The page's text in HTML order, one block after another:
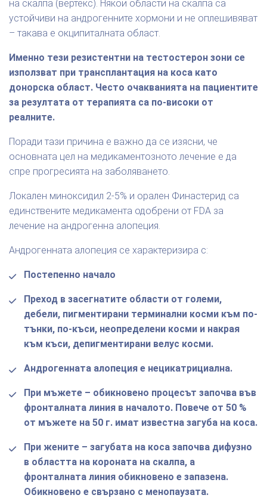
на скалпа (вертекс). Някои области на скалпа са
устойчиви на андрогенните хормони и не оплешивяват
– такава е окципиталната област.
Именно тези резистентни на тестостерон зони се
използват при трансплантация на коса като
донорска област. Често очакванията на пациентите
за резултата от терапията са по-високи от
реалните.
Поради тази причина е важно да се изясни, че
основната цел на медикаментозното лечение е да
спре прогресията на заболяването.
Локален миноксидил 2-5% и орален Финастерид са
единствените медикамента одобрени от FDA за
лечение на андрогенна алопеция.
Андрогенната алопеция се характеризира с:
Постепенно начало
Преход в засегнатите области от големи,
дебели, пигментирани терминални косми към по-
тънки, по-къси, неопределени косми и накрая
към къси, депигментирани велус косми.
Андрогенната алопеция е нецикатрициална.
При мъжете – обикновено процесът започва във
фронталната линия в началото. Повече от 50 %
от мъжете на 50 г. имат известна загуба на коса.
При жените – загубата на коса започва дифузно
в областта на короната на скалпа, а
фронталната линия обикновено е запазена.
Обикновено е свързано с менопаузата.